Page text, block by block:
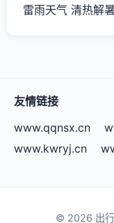
雷雨天气 清热解暑
友情链接
www.qqnsx.cn
www.kwryj.cn
© 2026 出